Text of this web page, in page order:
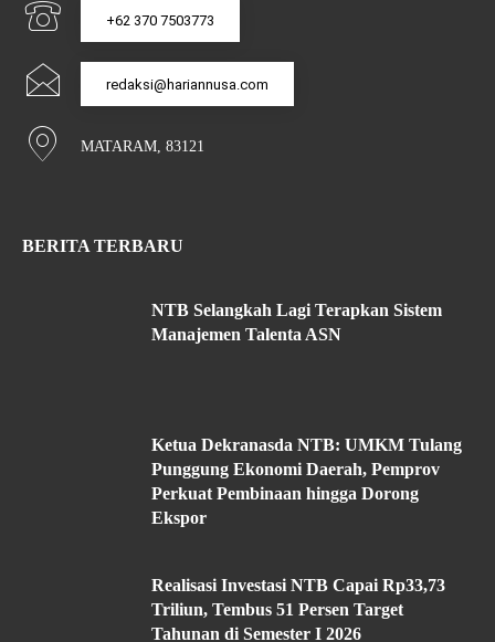
+62 370 7503773
redaksi@hariannusa.com
MATARAM, 83121
BERITA TERBARU
NTB Selangkah Lagi Terapkan Sistem
Manajemen Talenta ASN
Ketua Dekranasda NTB: UMKM Tulang
Punggung Ekonomi Daerah, Pemprov
Perkuat Pembinaan hingga Dorong
Ekspor
Realisasi Investasi NTB Capai Rp33,73
Triliun, Tembus 51 Persen Target
Tahunan di Semester I 2026